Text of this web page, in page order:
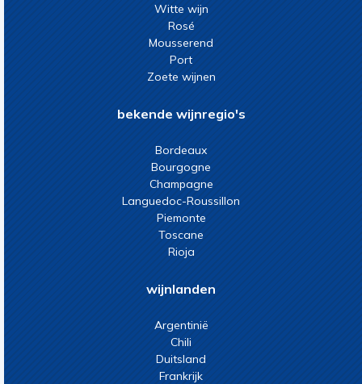
Witte wijn
Rosé
Mousserend
Port
Zoete wijnen
bekende wijnregio's
Bordeaux
Bourgogne
Champagne
Languedoc-Roussillon
Piemonte
Toscane
Rioja
wijnlanden
Argentinië
Chili
Duitsland
Frankrijk